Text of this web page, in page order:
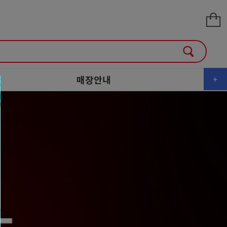
+
매장안내